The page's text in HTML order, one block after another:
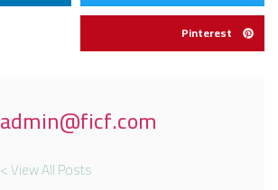
Pinterest
admin@ficf.com
View All Posts >